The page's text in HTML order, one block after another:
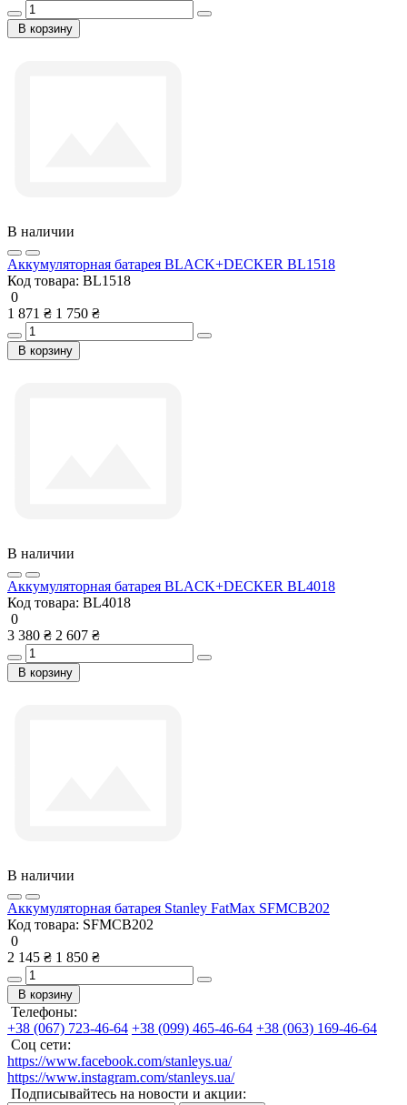
В корзину
В наличии
Аккумуляторная батарея BLACK+DECKER BL1518
Код товара: BL1518
0
1 871 ₴ 1 750 ₴
В корзину
В наличии
Аккумуляторная батарея BLACK+DECKER BL4018
Код товара: BL4018
0
3 380 ₴ 2 607 ₴
В корзину
В наличии
Аккумуляторная батарея Stanley FatMax SFMCB202
Код товара: SFMCB202
0
2 145 ₴ 1 850 ₴
В корзину
Телефоны:
+38 (067) 723-46-64 +38 (099) 465-46-64 +38 (063) 169-46-64
Соц сети:
https://www.facebook.com/stanleys.ua/
https://www.instagram.com/stanleys.ua/
Подписывайтесь на новости и акции: